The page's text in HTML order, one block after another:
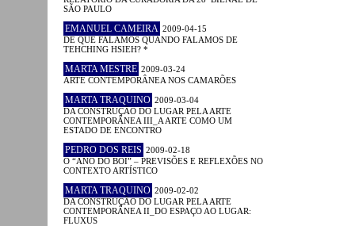
SÃO PAULO
EMANUEL CAMEIRA 2009-04-15
DE QUE FALAMOS QUANDO FALAMOS DE
TEHCHING HSIEH? *
MARTA MESTRE 2009-03-24
ARTE CONTEMPORÂNEA NOS CAMARÕES
MARTA TRAQUINO 2009-03-04
DA CONSTRUÇÃO DO LUGAR PELA ARTE
CONTEMPORÂNEA III_A ARTE COMO UM
ESTADO DE ENCONTRO
PEDRO DOS REIS 2009-02-18
O “ANO DO BOI” – PREVISÕES E REFLEXÕES NO
CONTEXTO ARTÍSTICO
MARTA TRAQUINO 2009-02-02
DA CONSTRUÇÃO DO LUGAR PELA ARTE
CONTEMPORÂNEA II_DO ESPAÇO AO LUGAR:
FLUXUS